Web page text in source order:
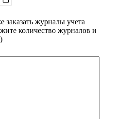
заказать журналы учета
количество журналов и